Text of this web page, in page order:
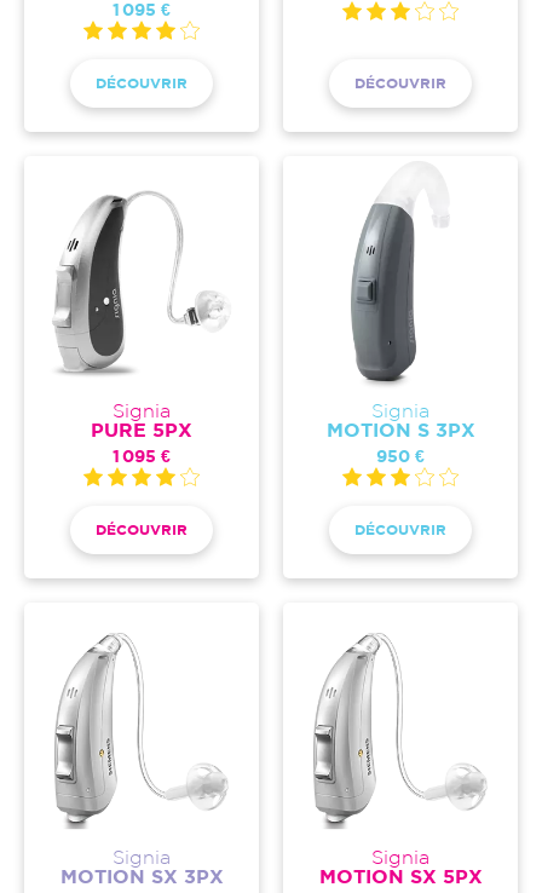
1 095 €
DÉCOUVRIR DÉCOUVRIR
Signia
PURE 5PX
1 095 €
DÉCOUVRIR
Signia
MOTION S 3PX
950 €
DÉCOUVRIR
Signia
MOTION SX 3PX
Signia
MOTION SX 5PX